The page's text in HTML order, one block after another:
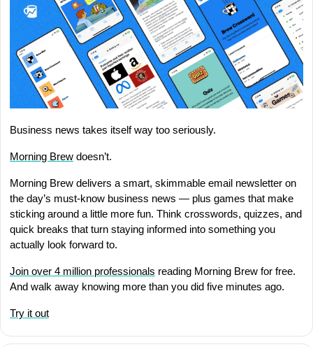
Business news takes itself way too seriously.
Morning Brew doesn’t.
Morning Brew delivers a smart, skimmable email newsletter on
the day’s must-know business news — plus games that make
sticking around a little more fun. Think crosswords, quizzes, and
quick breaks that turn staying informed into something you
actually look forward to.
Join over 4 million professionals reading Morning Brew for free.
And walk away knowing more than you did five minutes ago.
Try it out